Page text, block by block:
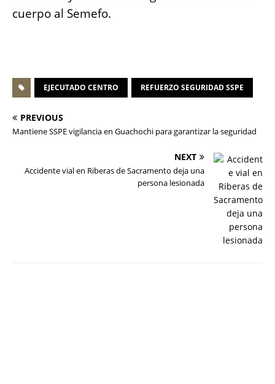
cuerpo al Semefo.
EJECUTADO CENTRO REFUERZO SEGURIDAD SSPE
PREVIOUS
Mantiene SSPE vigilancia en Guachochi para garantizar la seguridad
NEXT
Accidente vial en Riberas de Sacramento deja una
persona lesionada